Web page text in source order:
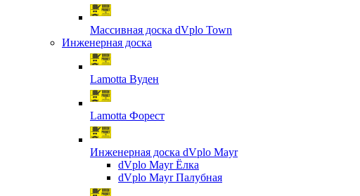
Массивная доска dVplo Town
Инженерная доска
Lamotta Вуден
Lamotta Форест
Инженерная доска dVplo Mayr
dVplo Mayr Ёлка
dVplo Mayr Палубная